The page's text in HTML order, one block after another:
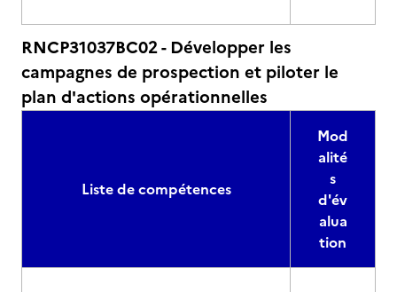
RNCP31037BC02 - Développer les
campagnes de prospection et piloter le
plan d'actions opérationnelles
Liste de compétences
Mod
alité
s
d'év
alua
tion